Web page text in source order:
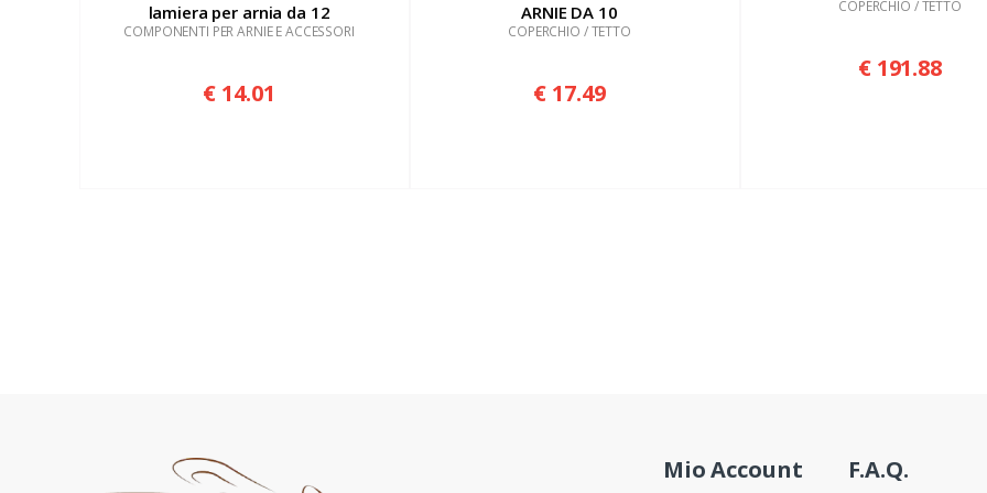
lamiera per arnia da 12
COMPONENTI PER ARNIE E ACCESSORI
€ 14.01
ARNIE DA 10
COPERCHIO / TETTO
€ 17.49
COPERCHIO / TETTO
€ 191.88
Mio Account F.A.Q.